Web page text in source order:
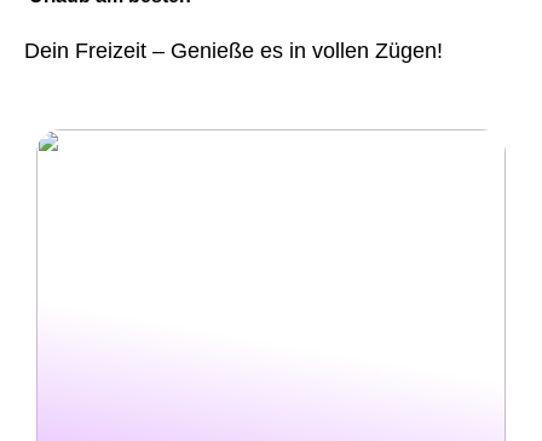
Dein Freizeit – Genieße es in vollen Zügen!